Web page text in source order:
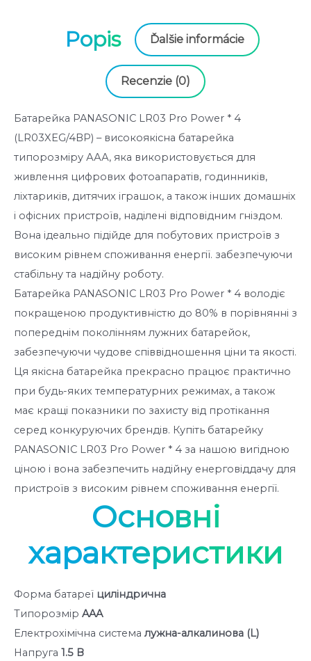
Popis Ďalšie informácie
Recenzie (0)
Батарейка PANASONIC LR03 Pro Power * 4
(LR03XEG/4BP) – високоякісна батарейка
типорозміру ААА, яка використовується для
живлення цифрових фотоапаратів, годинників,
ліхтариків, дитячих іграшок, а також інших домашніх
і офісних пристроїв, наділені відповідним гніздом.
Вона ідеально підійде для побутових пристроїв з
високим рівнем споживання енергії. забезпечуючи
стабільну та надійну роботу.
Батарейка PANASONIC LR03 Pro Power * 4 володіє
покращеною продуктивністю до 80% в порівнянні з
попереднім поколінням лужних батарейок,
забезпечуючи чудове співвідношення ціни та якості.
Ця якісна батарейка прекрасно працює практично
при будь-яких температурних режимах, а також
має кращі показники по захисту від протікання
серед конкуруючих брендів. Купіть батарейку
PANASONIC LR03 Pro Power * 4 за нашою вигідною
ціною і вона забезпечить надійну енерговіддачу для
пристроїв з високим рівнем споживання енергії.
Основні
характеристики
Форма батареї циліндрична
Типорозмір AAA
Електрохімічна система лужна-алкалинова (L)
Напруга 1.5 В